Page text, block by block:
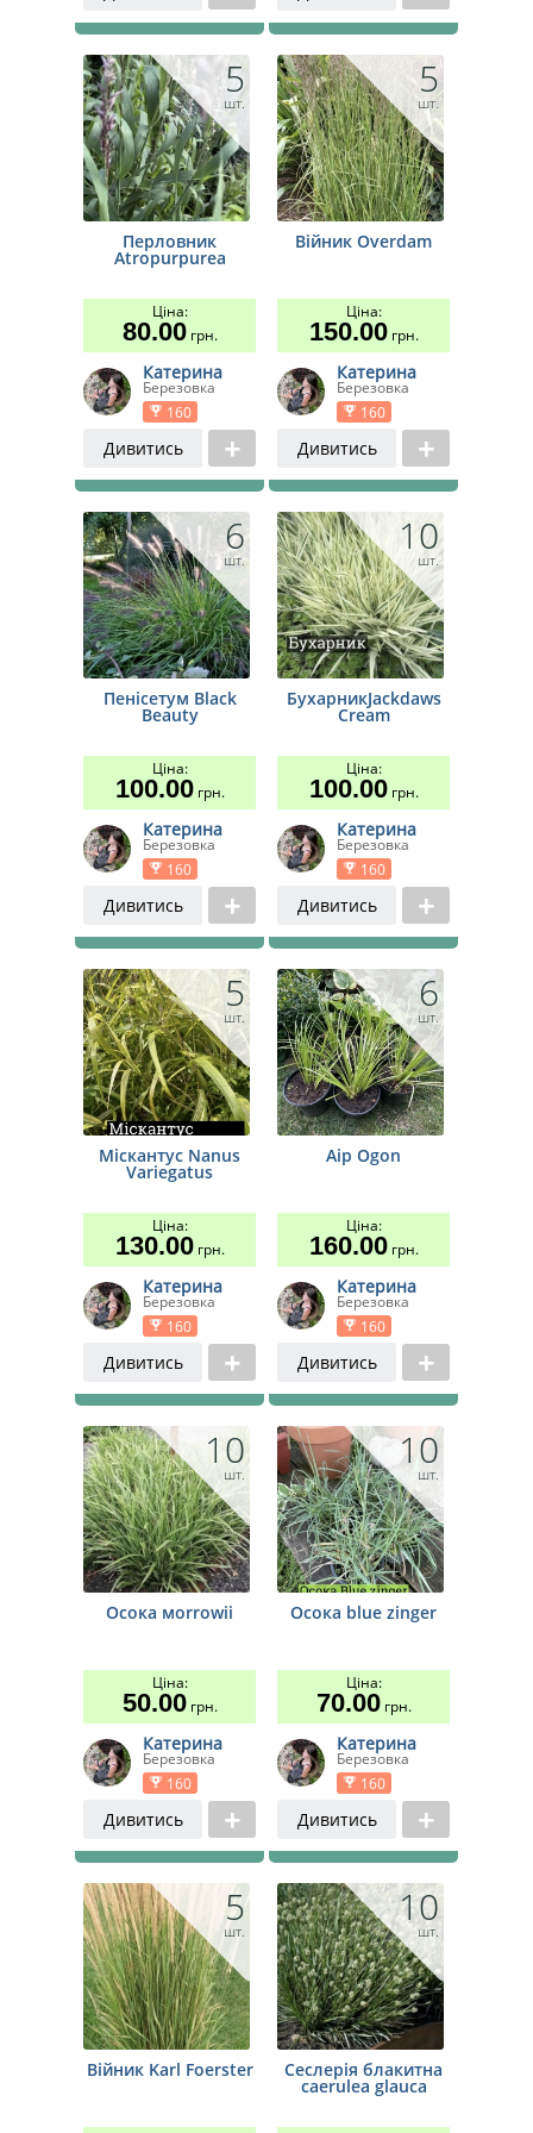
5
шт.
Перловник
Atropurpurea
Ціна:
80.00грн.
Катерина
Березовка
160
Дивитись
5
шт.
Війник Overdam
Ціна:
150.00грн.
Катерина
Березовка
160
Дивитись
6
шт.
Пенісетум Black
Beauty
Ціна:
100.00грн.
Катерина
Березовка
160
Дивитись
10
шт.
БухарникJackdaws
Cream
Ціна:
100.00грн.
Катерина
Березовка
160
Дивитись
5
шт.
Міскантус Nanus
Variegatus
Ціна:
130.00грн.
Катерина
Березовка
160
Дивитись
6
шт.
Аір Ogon
Ціна:
160.00грн.
Катерина
Березовка
160
Дивитись
10
шт.
Осока моrrowii
Ціна:
50.00грн.
Катерина
Березовка
160
Дивитись
10
шт.
Осока blue zinger
Ціна:
70.00грн.
Катерина
Березовка
160
Дивитись
5
шт.
Війник Karl Foerster
10
шт.
Сеслерія блакитна
caerulea glauca